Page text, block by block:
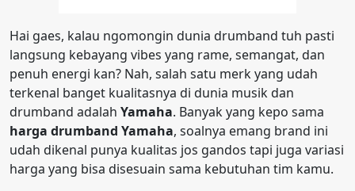
Hai gaes, kalau ngomongin dunia drumband tuh pasti
langsung kebayang vibes yang rame, semangat, dan
penuh energi kan? Nah, salah satu merk yang udah
terkenal banget kualitasnya di dunia musik dan
drumband adalah Yamaha. Banyak yang kepo sama
harga drumband Yamaha, soalnya emang brand ini
udah dikenal punya kualitas jos gandos tapi juga variasi
harga yang bisa disesuain sama kebutuhan tim kamu.